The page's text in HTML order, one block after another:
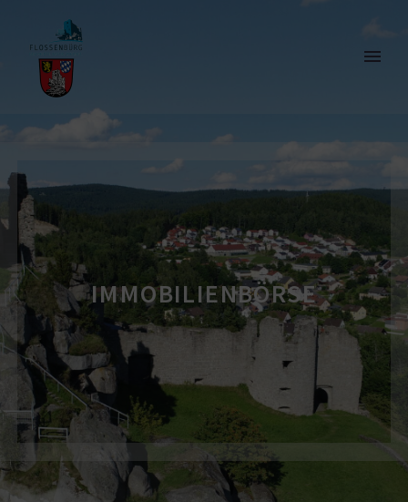
IMMOBI­LI­EN­BÖRSE